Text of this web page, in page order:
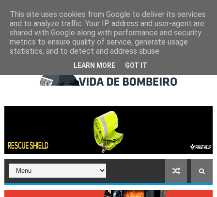
This site uses cookies from Google to deliver its services
and to analyze traffic. Your IP address and user-agent are
shared with Google along with performance and security
metrics to ensure quality of service, generate usage
statistics, and to detect and address abuse.
LEARN MORE GOT IT